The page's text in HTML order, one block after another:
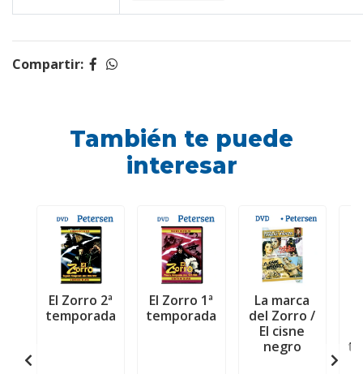
Compartir:
También te puede
interesar
El Zorro 2ª
temporada
El Zorro 1ª
temporada
La marca
del Zorro /
El cisne
negro